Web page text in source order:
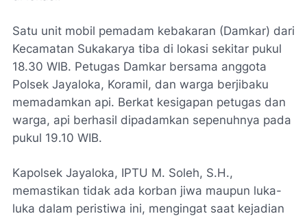
​Satu unit mobil pemadam kebakaran (Damkar) dari
Kecamatan Sukakarya tiba di lokasi sekitar pukul
18.30 WIB. Petugas Damkar bersama anggota
Polsek Jayaloka, Koramil, dan warga berjibaku
memadamkan api. Berkat kesigapan petugas dan
warga, api berhasil dipadamkan sepenuhnya pada
pukul 19.10 WIB.
​Kapolsek Jayaloka, IPTU M. Soleh, S.H.,
memastikan tidak ada korban jiwa maupun luka-
luka dalam peristiwa ini, mengingat saat kejadian